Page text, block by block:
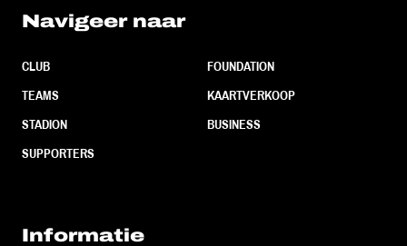
Navigeer naar
CLUB
TEAMS
STADION
SUPPORTERS
FOUNDATION
KAARTVERKOOP
BUSINESS
Informatie